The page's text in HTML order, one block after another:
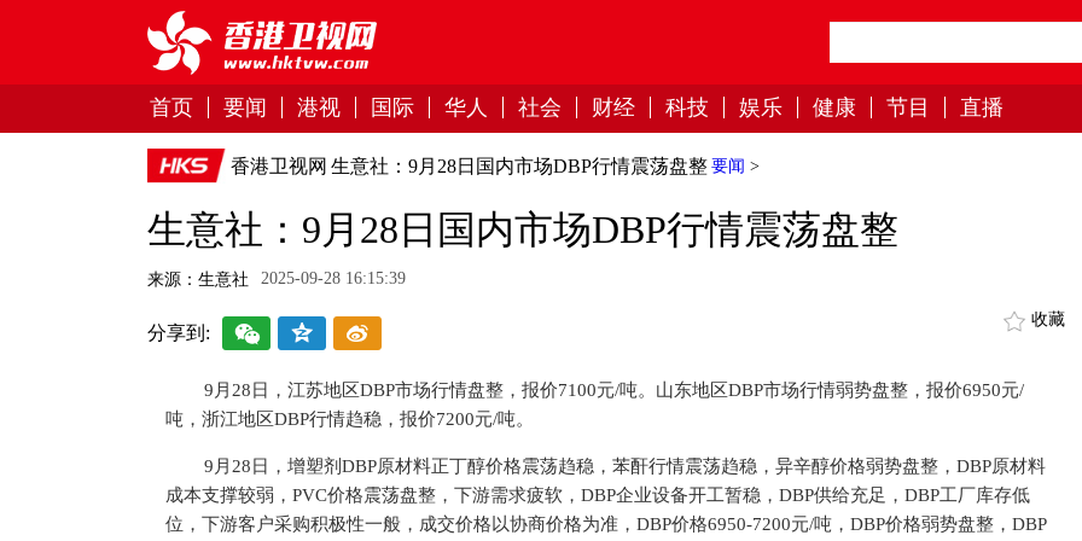
首页 要闻 港视 国际 华人 社会 财经 科技 娱乐 健康 节目 直播
香港卫视网 要闻 >
生意社：9月28日国内市场DBP行情震荡盘整
生意社：9月28日国内市场DBP行情震荡盘整
来源：生意社 2025-09-28 16:15:39
分享到:
收藏
9月28日，江苏地区DBP市场行情盘整，报价7100元/吨。山东地区DBP市场行情弱势盘整，报价6950元/
吨，浙江地区DBP行情趋稳，报价7200元/吨。
9月28日，增塑剂DBP原材料正丁醇价格震荡趋稳，苯酐行情震荡趋稳，异辛醇价格弱势盘整，DBP原材料
成本支撑较弱，PVC价格震荡盘整，下游需求疲软，DBP企业设备开工暂稳，DBP供给充足，DBP工厂库存低
位，下游客户采购积极性一般，成交价格以协商价格为准，DBP价格6950-7200元/吨，DBP价格弱势盘整，DBP